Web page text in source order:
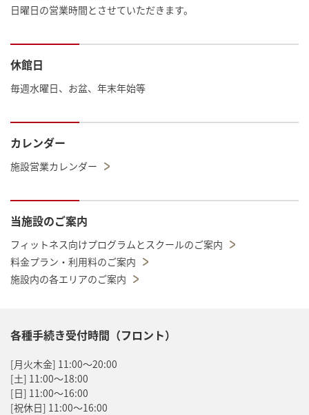
日曜日の営業時間とさせていただきます。
休館日
毎週水曜日、お盆、年末年始等
カレンダー
施設営業カレンダー
当施設のご案内
フィットネス向けプログラムとスクールのご案内
料金プラン・利用料のご案内
施設内の各エリアのご案内
各種手続き受付時間（フロント）
[月火木金] 11:00～20:00
[土] 11:00～18:00
[日] 11:00～16:00
[祝休日] 11:00～16:00